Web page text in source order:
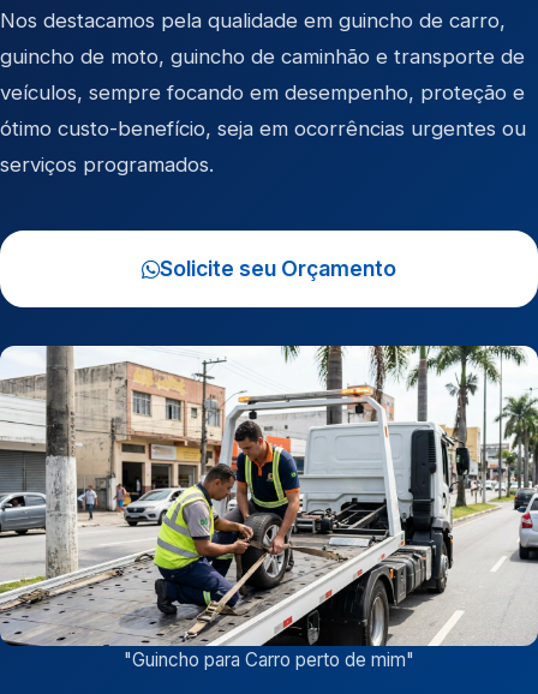
Nos destacamos pela qualidade em guincho de carro,
guincho de moto, guincho de caminhão e transporte de
veículos, sempre focando em desempenho, proteção e
ótimo custo-benefício, seja em ocorrências urgentes ou
serviços programados.
Solicite seu Orçamento
"Guincho para Carro perto de mim"